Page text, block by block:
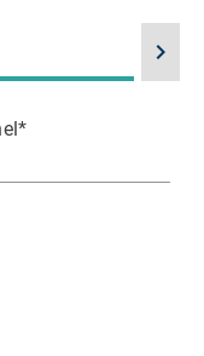
*
chevron_right